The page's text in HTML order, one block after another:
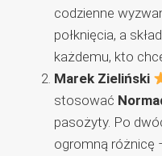
codzienne
połknięcia, a
każdemu, kto
Marek Zieliński
stosować
pasożyty. Po
ogromną różnicę